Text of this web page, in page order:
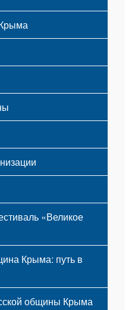
«Великое
Крыма: путь в
общины Крыма